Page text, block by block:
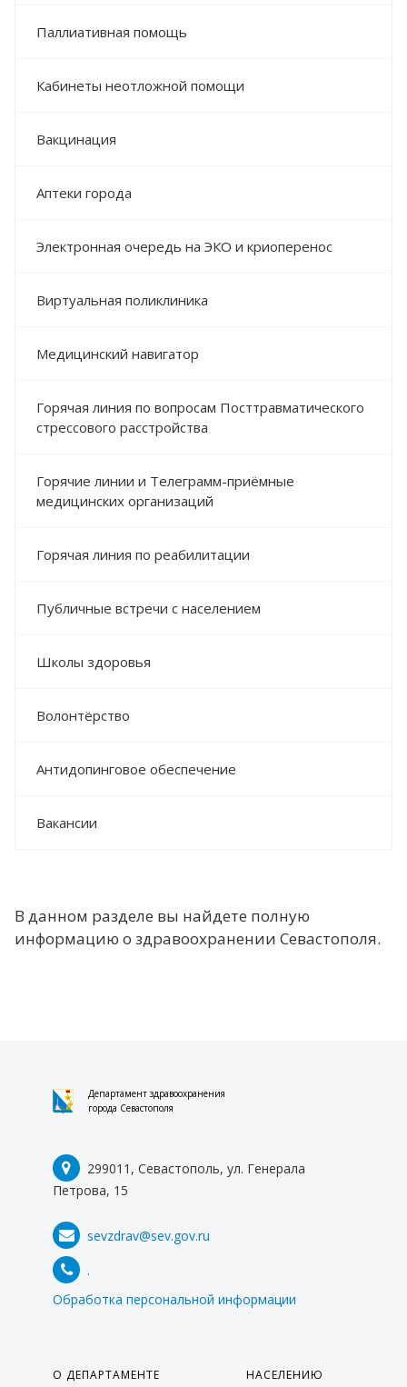
Паллиативная помощь
Кабинеты неотложной помощи
Вакцинация
Аптеки города
Электронная очередь на ЭКО и криоперенос
Виртуальная поликлиника
Медицинский навигатор
Горячая линия по вопросам Посттравматического
стрессового расстройства
Горячие линии и Телеграмм-приёмные
медицинских организаций
Горячая линия по реабилитации
Публичные встречи с населением
Школы здоровья
Волонтёрство
Антидопинговое обеспечение
Вакансии
В данном разделе вы найдете полную
информацию о здравоохранении Севастополя.
Департамент здравоохранения
города Севастополя
299011, Севастополь, ул. Генерала
Петрова, 15
sevzdrav@sev.gov.ru
.
Обработка персональной информации
О ДЕПАРТАМЕНТЕ НАСЕЛЕНИЮ